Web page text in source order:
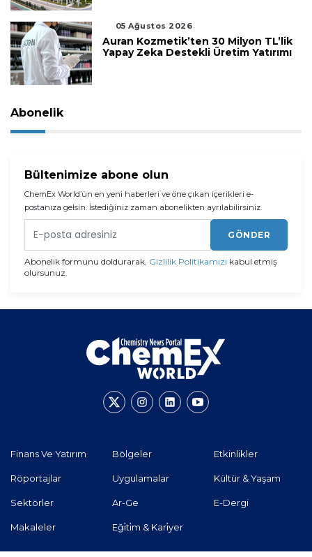
05 Ağustos 2026
Auran Kozmetik’ten 30 Milyon TL’lik
Yapay Zeka Destekli Üretim Yatırımı
Abonelik
Bültenimize abone olun
ChemEx World’ün en yeni haberleri ve öne çıkan içerikleri e-
postanıza gelsin. İstediğiniz zaman abonelikten ayrılabilirsiniz.
GÖNDER
Abonelik formunu doldurarak, Gizlilik Politikamızı kabul etmiş
olursunuz.
Finans Ve Yatırım
Röportajlar
Sektörler
Makaleler
Bölgeler
Uygulamalar
Ar-Ge
Eği̇ti̇m & Kari̇yer
Etkinlikler
Kültür & Yaşam
E-Dergi